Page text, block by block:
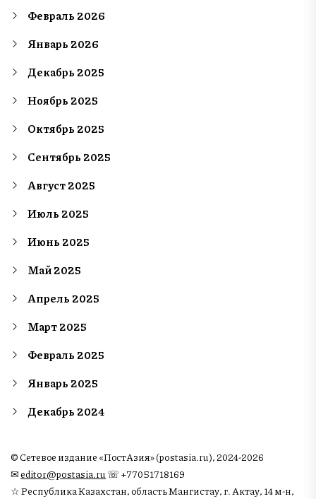
Февраль 2026
Январь 2026
Декабрь 2025
Ноябрь 2025
Октябрь 2025
Сентябрь 2025
Август 2025
Июль 2025
Июнь 2025
Май 2025
Апрель 2025
Март 2025
Февраль 2025
Январь 2025
Декабрь 2024
© Сетевое издание «ПостАзия» (postasia.ru), 2024-2026
✉︎editor@postasia.ru ☏ +77051718169
☆ Республика Казахстан, область Мангистау, г. Актау, 14 м-н,